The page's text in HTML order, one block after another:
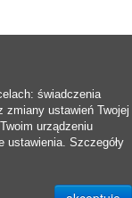
świadczenia
zmiany ustawień Twojej
urządzeniu
ustawienia. Szczegóły